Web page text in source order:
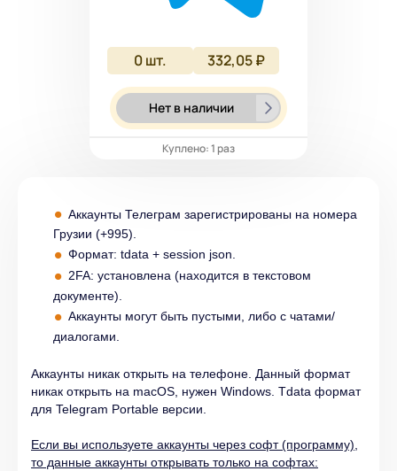
0шт. 332,05 ₽
Нет в наличии
Куплено: 1 раз
Аккаунты Телеграм зарегистрированы на номера
Грузии (+995).
Формат: tdata + session json.
2FA: установлена (находится в текстовом
документе).
Аккаунты могут быть пустыми, либо с чатами/
диалогами.
Аккаунты никак открыть на телефоне. Данный формат
никак открыть на macOS, нужен Windows. Tdata формат
для Telegram Portable версии.
Если вы используете аккаунты через софт (программу),
то данные аккаунты открывать только на софтах: